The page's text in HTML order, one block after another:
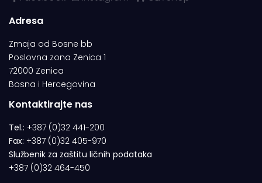
Adresa
Zmaja od Bosne bb
Poslovna zona Zenica 1
72000 Zenica
Bosna i Hercegovina
Kontaktirajte nas
Tel.: +387 (0)32 441-200
Fax: +387 (0)32 405-970
Službenik za zaštitu ličnih podataka
+387 (0)32 464-450